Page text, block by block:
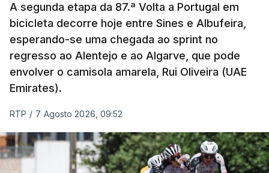
A segunda etapa da 87.ª Volta a Portugal em
bicicleta decorre hoje entre Sines e Albufeira,
esperando-se uma chegada ao sprint no
regresso ao Alentejo e ao Algarve, que pode
envolver o camisola amarela, Rui Oliveira (UAE
Emirates).
RTP / 7 Agosto 2026, 09:52